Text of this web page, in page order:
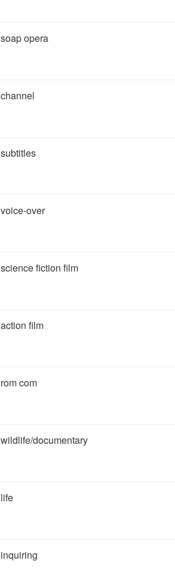
soap opera
channel
subtitles
voice-over
science fiction film
action film
rom com
wildlife/documentary
life
inquiring